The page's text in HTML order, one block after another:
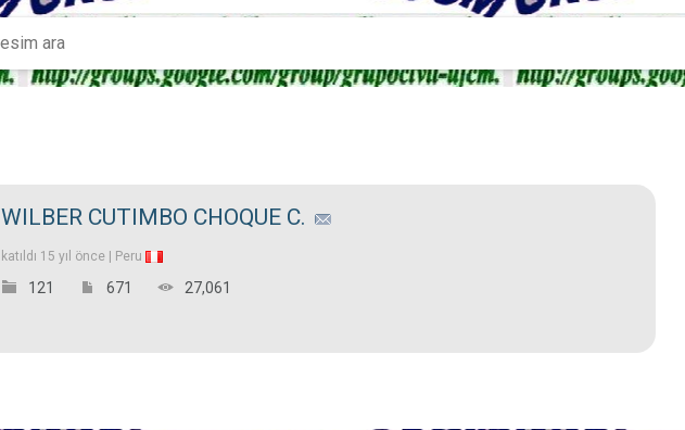
WILBER CUTIMBO CHOQUE C.
katıldı 15 yıl önce | Peru
121 671 27,061